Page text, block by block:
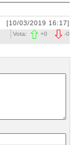
[10/03/2019 16:17]
-0
Vota: +0